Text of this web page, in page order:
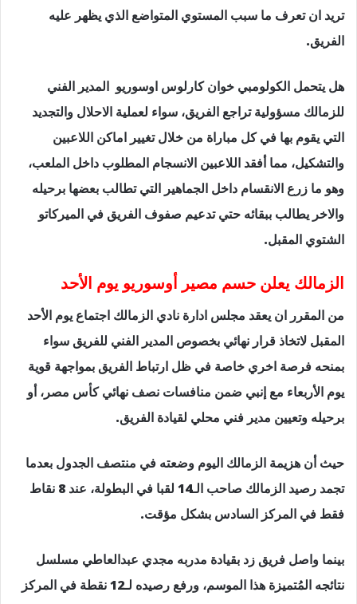
تريد ان تعرف ما سبب المستوي المتواضع الذي يظهر عليه
الفريق.
هل يتحمل الكولومبي خوان كارلوس اوسوريو المدير الفني
للزمالك مسؤولية تراجع الفريق، سواء لعملية الاحلال والتجديد
التي يقوم بها في كل مباراة من خلال تغيير اماكن اللاعبين
والتشكيل، مما أفقد اللاعبين الانسجام المطلوب داخل الملعب،
وهو ما زرع الانقسام داخل الجماهير التي تطالب بعضها برحيله
والاخر يطالب ببقائه حتي تدعيم صفوف الفريق في الميركاتو
الشتوي المقبل.
الزمالك يعلن حسم مصير أوسوريو يوم الأحد
من المقرر ان يعقد مجلس ادارة نادي الزمالك اجتماع يوم الأحد
المقبل لاتخاذ قرار نهائي بخصوص المدير الفني للفريق سواء
بمنحه فرصة اخري خاصة في ظل ارتباط الفريق بمواجهة قوية
يوم الأربعاء مع إنبي ضمن منافسات نصف نهائي كأس مصر، أو
برحيله وتعيين مدير فني محلي لقيادة الفريق.
حيث أن هزيمة الزمالك اليوم وضعته في منتصف الجدول بعدما
تجمد رصيد الزمالك صاحب الـ14 لقبا في البطولة، عند 8 نقاط
فقط في المركز السادس بشكل مؤقت.
بينما واصل فريق زد بقيادة مدربه مجدي عبدالعاطي مسلسل
نتائجه المُتميزة هذا الموسم، ورفع رصيده لـ12 نقطة في المركز